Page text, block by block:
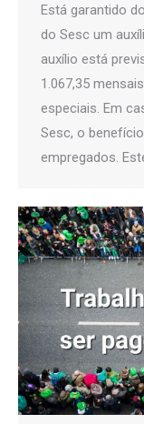
Está garantido
do Sesc um
auxílio está
1.067,35
especiais. Em
Sesc, o
empregados.